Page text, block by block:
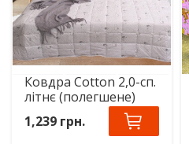
Ковдра Cotton 2,0-сп.
літнє (полегшене)
1,239 грн.